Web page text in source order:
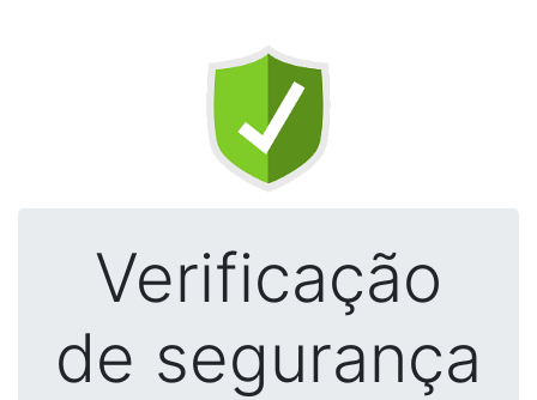
Verificação
de segurança